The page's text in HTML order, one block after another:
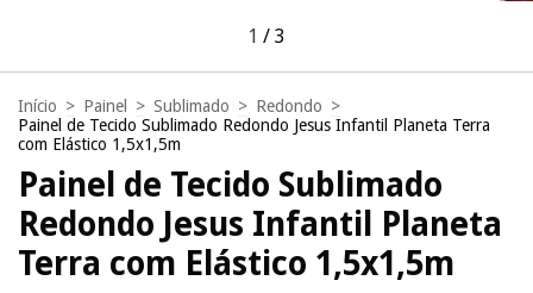
1 / 3
Início > Painel > Sublimado > Redondo >
Painel de Tecido Sublimado Redondo Jesus Infantil Planeta Terra
com Elástico 1,5x1,5m
Painel de Tecido Sublimado
Redondo Jesus Infantil Planeta
Terra com Elástico 1,5x1,5m